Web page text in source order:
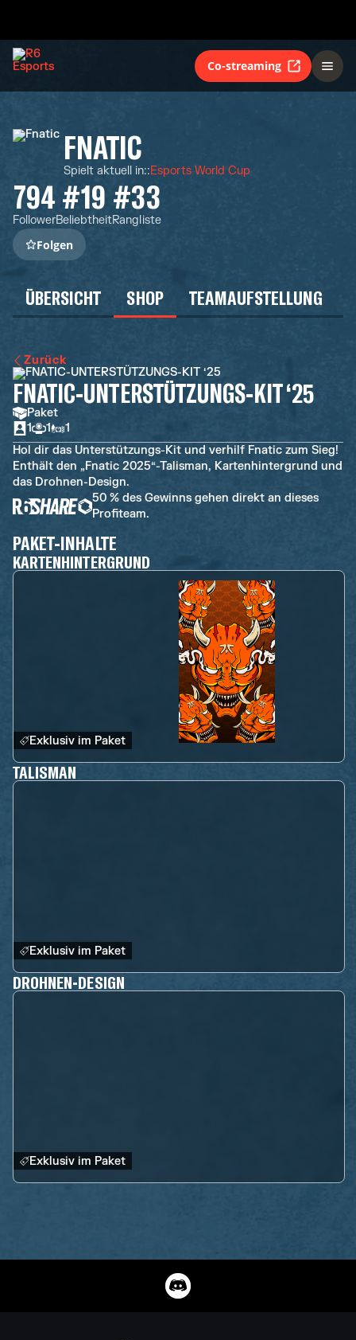
Co-streaming
FNATIC
Spielt aktuell in::Esports World Cup
794
Follower
#19
Beliebtheit
#33
Rangliste
Folgen
ÜBERSICHT SHOP TEAMAUFSTELLUNG
Zurück
FNATIC-UNTERSTÜTZUNGS-KIT ‘25
Paket
1
1
1
Hol dir das Unterstützungs-Kit und verhilf Fnatic zum Sieg!
Enthält den „Fnatic 2025“-Talisman, Kartenhintergrund und
das Drohnen-Design.
50 % des Gewinns gehen direkt an dieses
Profiteam.
PAKET-INHALTE
KARTENHINTERGRUND
Exklusiv im Paket
TALISMAN
Exklusiv im Paket
DROHNEN-DESIGN
Exklusiv im Paket